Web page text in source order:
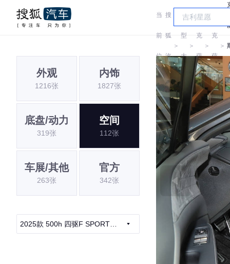
当
前
位
置:
搜
狐
汽
车
＞
车
型
大
＞
雷
克
萨
斯
＞
克
萨
斯
＞
外观
1216张
内饰
1827张
底盘/动力
319张
空间
112张
车展/其他
263张
官方
342张
2025款 500h 四驱F SPORT